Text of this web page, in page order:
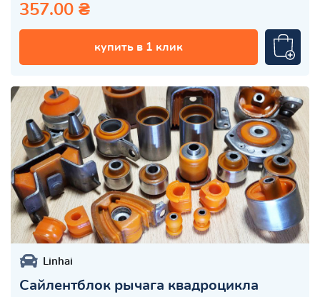
357.00 ₴
купить в 1 клик
Linhai
Сайлентблок рычага квадроцикла